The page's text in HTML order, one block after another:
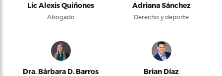
Lic Alexis Quiñones
Abogado
Adriana Sánchez
Derecho y deporte
Dra. Bárbara D. Barros Brian Díaz